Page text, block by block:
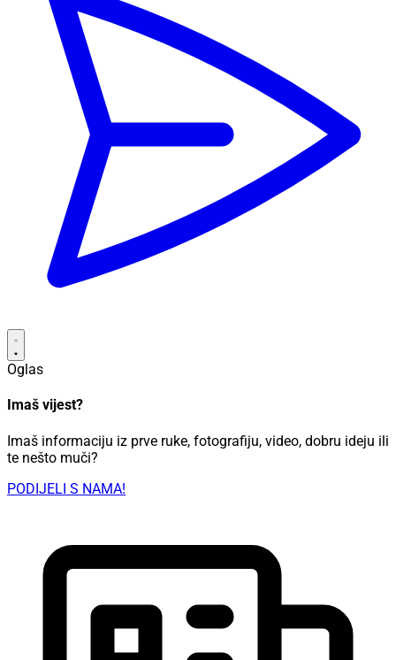
Oglas
Imaš vijest?
Imaš informaciju iz prve ruke, fotografiju, video, dobru ideju ili
te nešto muči?
PODIJELI S NAMA!